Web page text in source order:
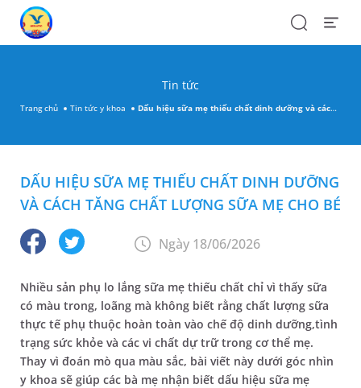
SearchOpen
Tin tức
Trang chủ Tin tức y khoa Dấu hiệu sữa mẹ thiếu chất dinh dưỡng và cách tăng chất lượng sữa mẹ cho bé
DẤU HIỆU SỮA MẸ THIẾU CHẤT DINH DƯỠNG
VÀ CÁCH TĂNG CHẤT LƯỢNG SỮA MẸ CHO BÉ
Ngày 18/06/2026
Nhiều sản phụ lo lắng sữa mẹ thiếu chất chỉ vì thấy sữa
có màu trong, loãng mà không biết rằng chất lượng sữa
thực tế phụ thuộc hoàn toàn vào chế độ dinh dưỡng,tình
trạng sức khỏe và các vi chất dự trữ trong cơ thể mẹ.
Thay vì đoán mò qua màu sắc, bài viết này dưới góc nhìn
y khoa sẽ giúp các bà mẹ nhận biết dấu hiệu sữa mẹ